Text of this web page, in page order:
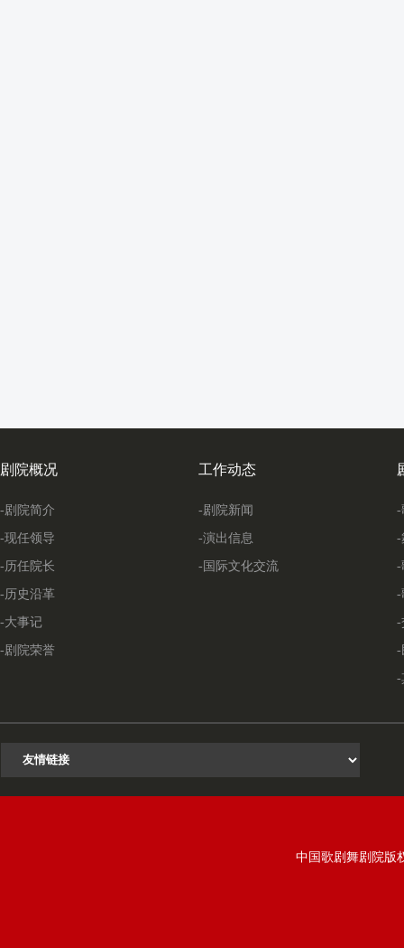
剧院概况
-剧院简介
-现任领导
-历任院长
-历史沿革
-大事记
-剧院荣誉
工作动态
-剧院新闻
-演出信息
-国际文化交流
-
-
-
-
-
-
-
中国歌剧舞剧院版